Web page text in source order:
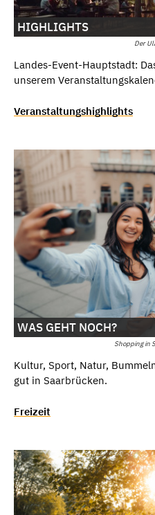
Der
HIGHLIGHTS
Landes-Event-Hauptstadt:
unserem
Veranstaltungshighlights
Shopping in
WAS GEHT NOCH?
Kultur, Sport, Natur,
gut in Saarbrücken.
Freizeit